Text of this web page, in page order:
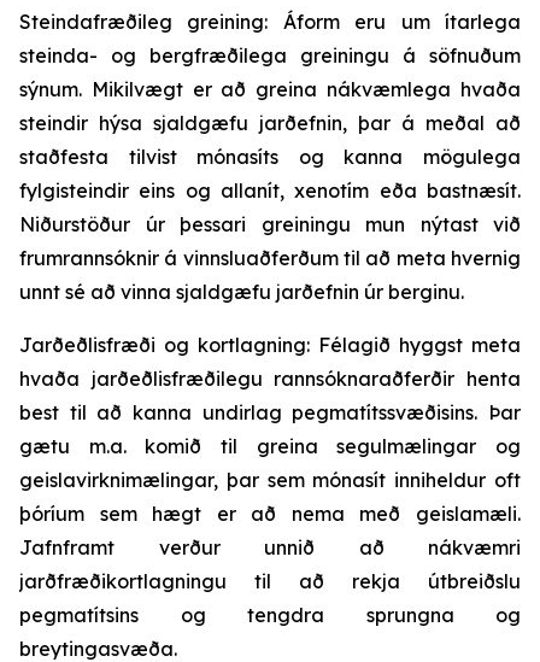
Steindafræðileg greining: Áform eru um ítarlega
steinda- og bergfræðilega greiningu á söfnuðum
sýnum. Mikilvægt er að greina nákvæmlega hvaða
steindir hýsa sjaldgæfu jarðefnin, þar á meðal að
staðfesta tilvist mónasíts og kanna mögulega
fylgisteindir eins og allanít, xenotím eða bastnæsít.
Niðurstöður úr þessari greiningu mun nýtast við
frumrannsóknir á vinnsluaðferðum til að meta hvernig
unnt sé að vinna sjaldgæfu jarðefnin úr berginu.
Jarðeðlisfræði og kortlagning: Félagið hyggst meta
hvaða jarðeðlisfræðilegu rannsóknaraðferðir henta
best til að kanna undirlag pegmatítssvæðisins. Þar
gætu m.a. komið til greina segulmælingar og
geislavirknimælingar, þar sem mónasít inniheldur oft
þóríum sem hægt er að nema með geislamæli.
Jafnframt verður unnið að nákvæmri
jarðfræðikortlagningu til að rekja útbreiðslu
pegmatítsins og tengdra sprungna og
breytingasvæða.